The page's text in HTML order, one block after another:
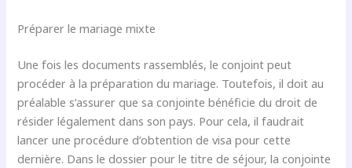
Préparer le mariage mixte
Une fois les documents rassemblés, le conjoint peut
procéder à la préparation du mariage. Toutefois, il doit au
préalable s’assurer que sa conjointe bénéficie du droit de
résider légalement dans son pays. Pour cela, il faudrait
lancer une procédure d’obtention de visa pour cette
dernière. Dans le dossier pour le titre de séjour, la conjointe